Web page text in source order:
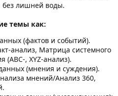
без лишней воды.
темы как:
(фактов и событий).
анализ, Матрица системного
(ABC-, XYZ-анализ).
(мнения и суждения).
мнений/Анализ 360,